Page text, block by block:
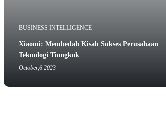
BUSINESS INTELLIGENCE
Xiaomi: Membedah Kisah Sukses Perusahaan
Teknologi Tiongkok
October,6 2023